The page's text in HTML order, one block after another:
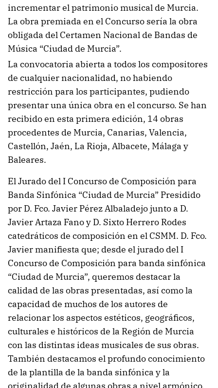
incrementar el patrimonio musical de Murcia.
La obra premiada en el Concurso sería la obra
obligada del Certamen Nacional de Bandas de
Música “Ciudad de Murcia”.
La convocatoria abierta a todos los compositores
de cualquier nacionalidad, no habiendo
restricción para los participantes, pudiendo
presentar una única obra en el concurso. Se han
recibido en esta primera edición, 14 obras
procedentes de Murcia, Canarias, Valencia,
Castellón, Jaén, La Rioja, Albacete, Málaga y
Baleares.
El Jurado del I Concurso de Composición para
Banda Sinfónica “Ciudad de Murcia” Presidido
por D. Fco. Javier Pérez Albaladejo junto a D.
Javier Artaza Fano y D. Sixto Herrero Rodes
catedráticos de composición en el CSMM. D. Fco.
Javier manifiesta que; desde el jurado del I
Concurso de Composición para banda sinfónica
“Ciudad de Murcia”, queremos destacar la
calidad de las obras presentadas, así como la
capacidad de muchos de los autores de
relacionar los aspectos estéticos, geográficos,
culturales e históricos de la Región de Murcia
con las distintas ideas musicales de sus obras.
También destacamos el profundo conocimiento
de la plantilla de la banda sinfónica y la